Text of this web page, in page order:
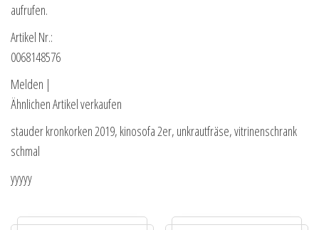
aufrufen.
Artikel Nr.:
0068148576
Melden |
Ähnlichen Artikel verkaufen
stauder kronkorken 2019, kinosofa 2er, unkrautfräse, vitrinenschrank
schmal
yyyyy